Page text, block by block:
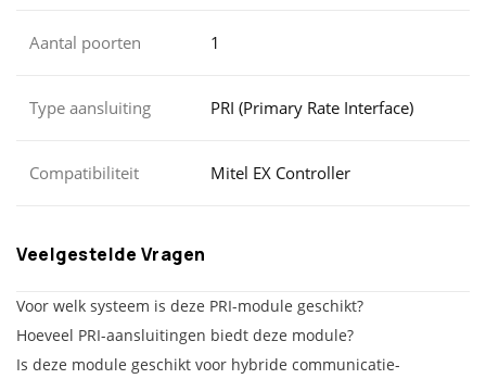
Aantal poorten 1
Type aansluiting PRI (Primary Rate Interface)
Compatibiliteit Mitel EX Controller
Veelgestelde Vragen
Voor welk systeem is deze PRI-module geschikt?
Hoeveel PRI-aansluitingen biedt deze module?
Is deze module geschikt voor hybride communicatie-